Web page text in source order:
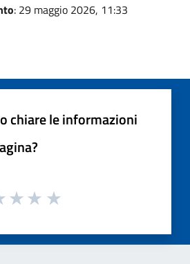
: 29 maggio 2026, 11:33
chiare le informazioni